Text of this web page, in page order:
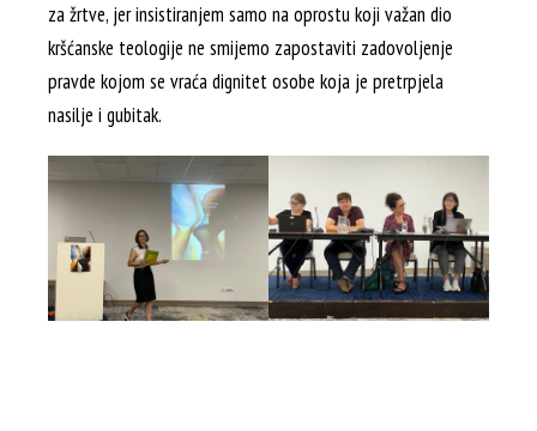
za žrtve, jer insistiranjem samo na oprostu koji važan dio
kršćanske teologije ne smijemo zapostaviti zadovoljenje
pravde kojom se vraća dignitet osobe koja je pretrpjela
nasilje i gubitak.